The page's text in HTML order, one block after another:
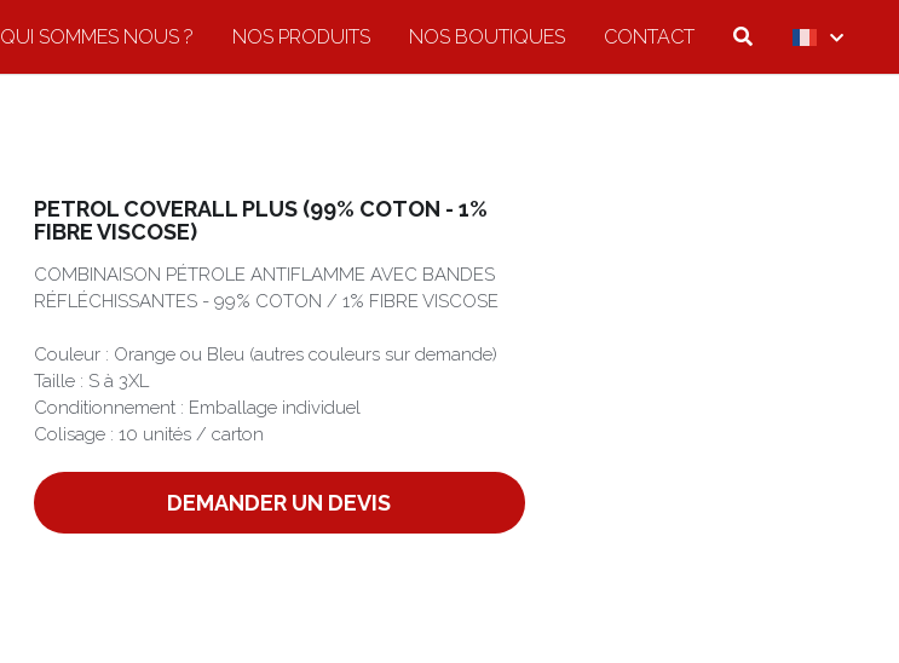
QUI SOMMES NOUS ? NOS PRODUITS NOS BOUTIQUES CONTACT
PETROL COVERALL PLUS (99% COTON - 1%
FIBRE VISCOSE)
COMBINAISON PÉTROLE ANTIFLAMME AVEC BANDES
RÉFLÉCHISSANTES - 99% COTON / 1% FIBRE VISCOSE
Couleur : Orange ou Bleu (autres couleurs sur demande)
Taille : S à 3XL
Conditionnement : Emballage individuel
Colisage : 10 unités / carton
DEMANDER UN DEVIS